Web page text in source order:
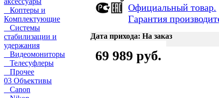
Коптеры и
Комплектующие
Системы
стабилизации и
удержания
Видеомониторы
Телесуфлеры
Прочее
03 Объективы
Canon
Официальный товар.
Гарантия
Дата прихода: На заказ
69 989 руб.